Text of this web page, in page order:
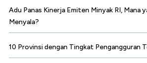
Adu Panas Kinerja Emiten Minyak RI, Mana
Menyala?
10 Provinsi dengan Tingkat Pengangguran